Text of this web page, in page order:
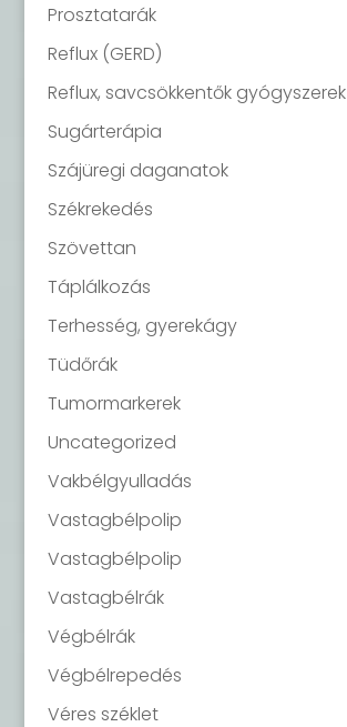
Prosztatarák
Reflux (GERD)
Reflux, savcsökkentők gyógyszerek
Sugárterápia
Szájüregi daganatok
Székrekedés
Szövettan
Táplálkozás
Terhesség, gyerekágy
Tüdőrák
Tumormarkerek
Uncategorized
Vakbélgyulladás
Vastagbélpolip
Vastagbélpolip
Vastagbélrák
Végbélrák
Végbélrepedés
Véres széklet